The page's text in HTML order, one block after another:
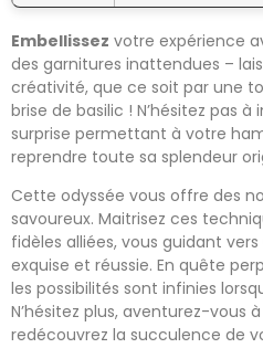
Embellissez votre expérience
des garnitures inattendues –
créativité, que ce soit par une
brise de basilic ! N’hésitez pas
surprise permettant à votre
reprendre toute sa splendeur
Cette odyssée vous offre des
savoureux. Maitrisez ces
fidèles alliées, vous guidant
exquise et réussie. En quête
les possibilités sont infinies
N’hésitez plus, aventurez-vous
redécouvrez la succulence de